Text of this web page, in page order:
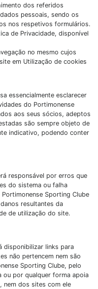
dos referidos
pessoais, sendo os
nos respetivos formulários.
de Privacidade, disponível
no mesmo cujos
em Utilização de cookies
essencialmente esclarecer
do Portimonense
aos seus sócios, adeptos
são sempre objeto de
indicativo, podendo conter
responsável por erros que
do sistema ou falha
Sporting Clube
resultantes da
de utilização do site.
disponibilizar links para
não pertencem nem são
Sporting Clube, pelo
ou por qualquer forma apoia
nem dos sites com ele